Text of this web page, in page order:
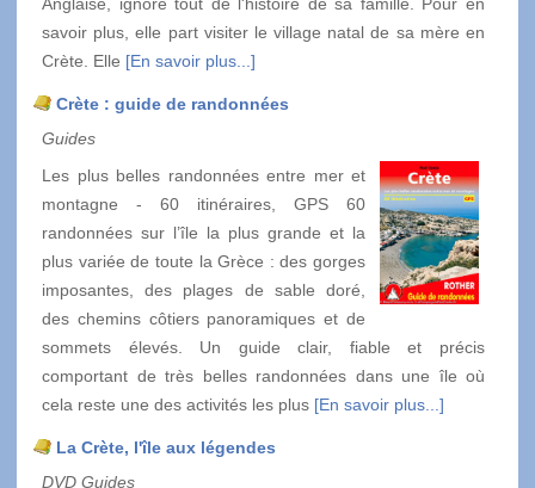
savoir plus, elle part visiter le village natal de sa mère en
Crète. Elle [En savoir plus...]
Crète : guide de randonnées
Guides
Les plus belles randonnées entre mer et
montagne - 60 itinéraires, GPS 60
randonnées sur l’île la plus grande et la
plus variée de toute la Grèce : des gorges
imposantes, des plages de sable doré,
des chemins côtiers panoramiques et de
sommets élevés. Un guide clair, fiable et précis
comportant de très belles randonnées dans une île où
cela reste une des activités les plus [En savoir plus...]
La Crète, l'île aux légendes
DVD Guides